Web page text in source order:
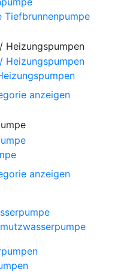
Tiefbrunnenpumpe
anzeigen
anzeigen